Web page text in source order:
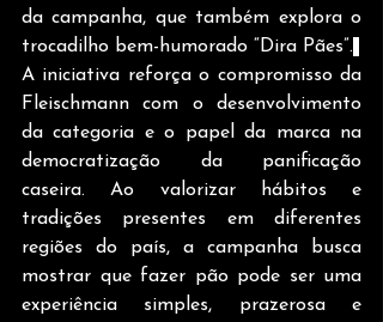
da campanha, que também explora o
trocadilho bem-humorado “Dira Pães”.
A iniciativa reforça o compromisso da
Fleischmann com o desenvolvimento
da categoria e o papel da marca na
democratização da panificação
caseira. Ao valorizar hábitos e
tradições presentes em diferentes
regiões do país, a campanha busca
mostrar que fazer pão pode ser uma
experiência simples, prazerosa e